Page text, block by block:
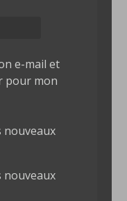
e-mail et
pour mon
nouveaux
nouveaux